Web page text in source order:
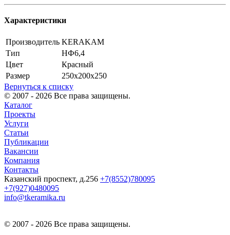
Характеристики
Производитель KERAKAM
Тип
НФ6,4
Цвет
Красный
Размер
250х200х250
Вернуться к списку
© 2007 - 2026 Все права защищены.
Каталог
Проекты
Услуги
Статьи
Публикации
Вакансии
Компания
Контакты
Казанский проспект, д.256 +7(8552)780095
+7(927)0480095
info@tkeramika.ru
© 2007 - 2026 Все права защищены.